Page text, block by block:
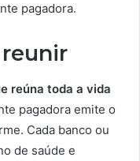
pagadora.
reúna toda a vida
pagadora emite o
Cada banco ou
de saúde e